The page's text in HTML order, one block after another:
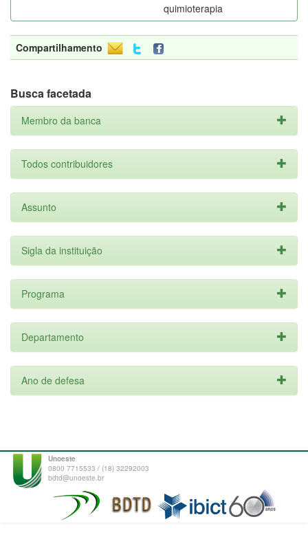
quimioterapia
Compartilhamento
Busca facetada
Membro da banca
Todos contribuidores
Assunto
Sigla da instituição
Programa
Departamento
Ano de defesa
Unoeste
0800 7715533 / (18) 32292003
bdtd@unoeste.br